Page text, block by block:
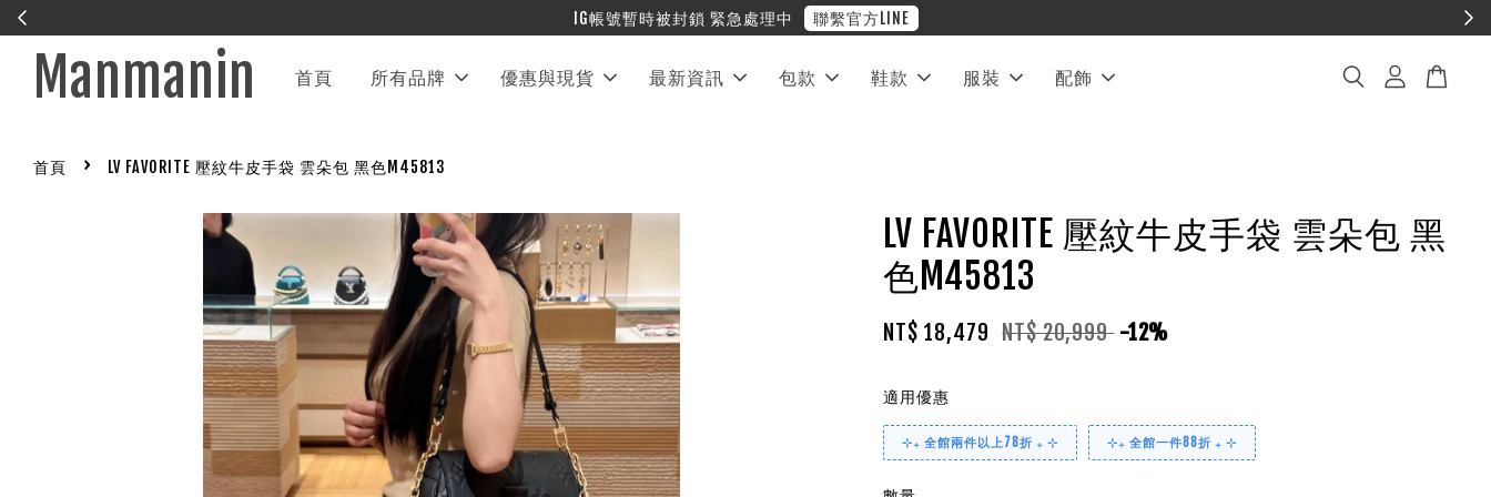
❤︎ 全館滿兩萬享免運
Manmanin 首頁 所有品牌 優惠與現貨 最新資訊 包款 鞋款 服裝 配飾
首頁 › LV FAVORITE 壓紋牛皮手袋 雲朵包 黑色M45813
LV FAVORITE 壓紋牛皮手袋 雲朵包 黑
色M45813
NT$ 18,479 NT$ 20,999 -12%
適用優惠
⊹₊ 全館兩件以上78折 ₊ ⊹ ⊹₊ 全館一件88折 ₊ ⊹